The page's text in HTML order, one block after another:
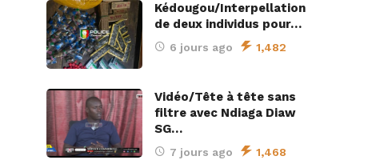
Kédougou/Interpellation
de deux individus pour…
6 jours ago 1,482
Vidéo/Tête à tête sans
filtre avec Ndiaga Diaw
SG…
7 jours ago 1,468